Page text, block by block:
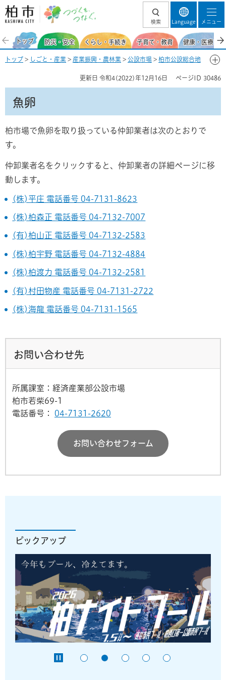
柏市 つづくを、
検索 Language メニュー
トップ 防災・安全 くらし・手続き 子育て・教育 健康・医療・
トップ > しごと・産業 > 産業振興・農林業 > 公設市場 > 柏市公設総合地
更新日 令和4(2022)年12月16日 ページID 30486
魚卵
柏市場で魚卵を取り扱っている仲卸業者は次のとおりで
す。
仲卸業者名をクリックすると、仲卸業者の詳細ページに移
動します。
(株)平庄 電話番号 04-7131-8623
(株)柏森正 電話番号 04-7132-7007
(有)柏山正 電話番号 04-7132-2583
(株)柏宇野 電話番号 04-7132-4884
(株)柏渡力 電話番号 04-7132-2581
(有)村田物産 電話番号 04-7131-2722
(株)海龍 電話番号 04-7131-1565
お問い合わせ先
所属課室：経済産業部公設市場
柏市若柴69-1
電話番号：
04-7131-2620
お問い合わせフォーム
ピックアップ